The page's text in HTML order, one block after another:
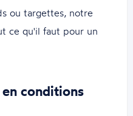
ou targettes, notre
ce qu'il faut pour un
conditions